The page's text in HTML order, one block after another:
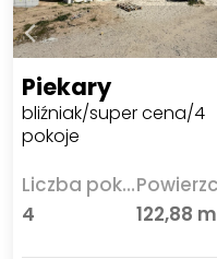
Piekary
bliźniak/super cena/4
pokoje
Liczba pokoi
4
122,88 m